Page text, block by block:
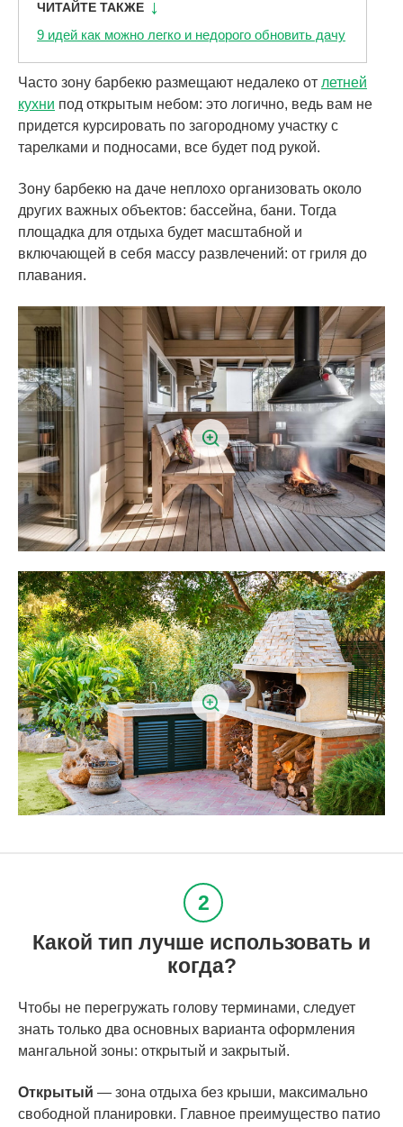
ЧИТАЙТЕ ТАКЖЕ
9 идей как можно легко и недорого обновить дачу
Часто зону барбекю размещают недалеко от летней
кухни под открытым небом: это логично, ведь вам не
придется курсировать по загородному участку с
тарелками и подносами, все будет под рукой.
Зону барбекю на даче неплохо организовать около
других важных объектов: бассейна, бани. Тогда
площадка для отдыха будет масштабной и
включающей в себя массу развлечений: от гриля до
плавания.
Какой тип лучше использовать и
когда?
Чтобы не перегружать голову терминами, следует
знать только два основных варианта оформления
мангальной зоны: открытый и закрытый.
Открытый — зона отдыха без крыши, максимально
свободной планировки. Главное преимущество патио